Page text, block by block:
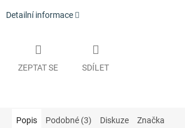
Detailní informace
ZEPTAT SE SDÍLET
Popis Podobné (3) Diskuze Značka